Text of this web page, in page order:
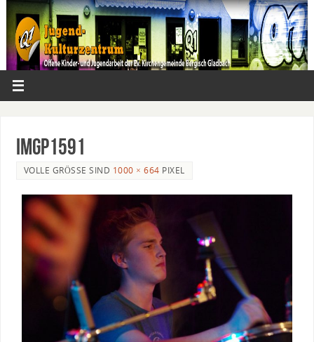
IMGP1591
VOLLE GRÖSSE SIND 1000 × 664 PIXEL